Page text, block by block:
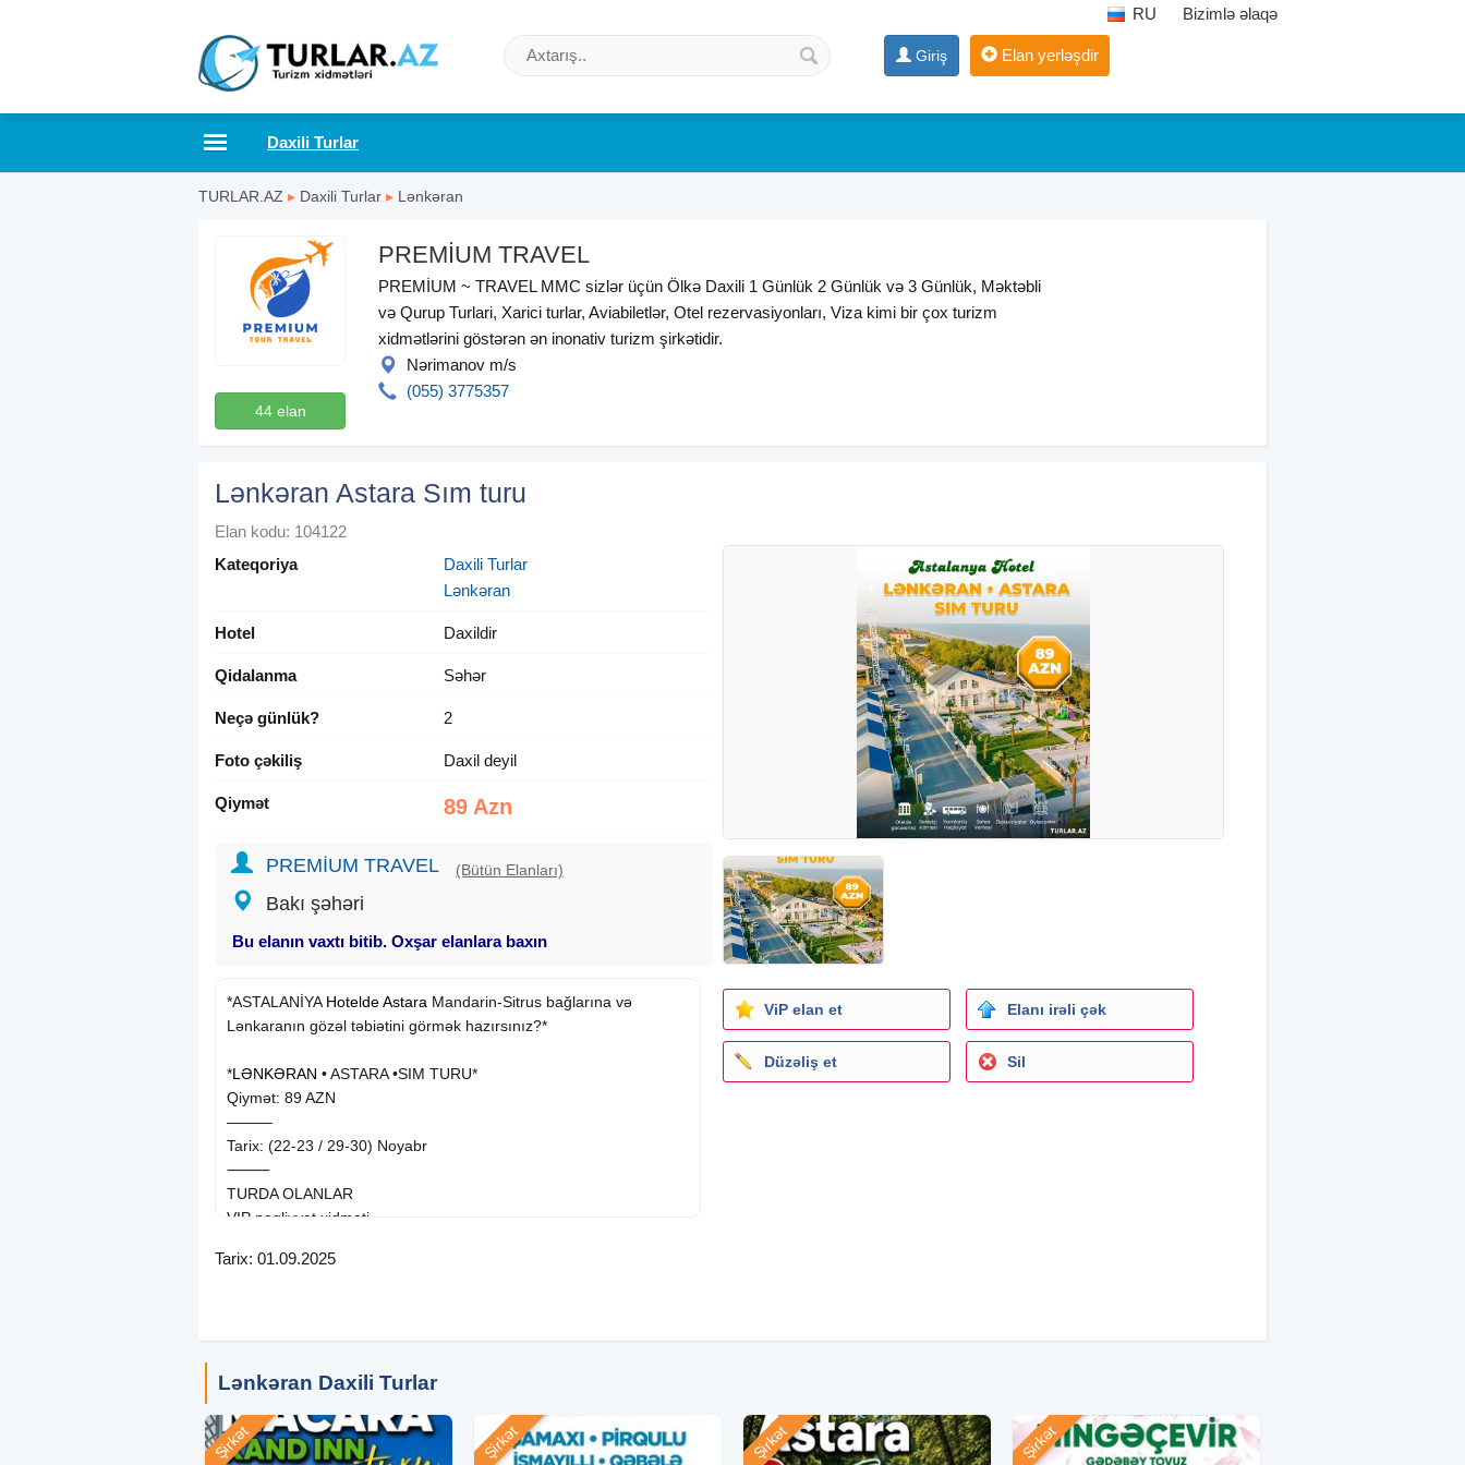
RU Bizimlə əlaqə
Giriş Elan yerləşdir
Daxili Turlar
TURLAR.AZ ▸ Daxili Turlar ▸ Lənkəran
44 elan
PREMİUM TRAVEL
PREMİUM ~ TRAVEL MMC sizlər üçün Ölkə Daxili 1 Günlük 2 Günlük və 3 Günlük, Məktəbli
və Qurup Turlari, Xarici turlar, Aviabiletlər, Otel rezervasiyonları, Viza kimi bir çox turizm
xidmətlərini göstərən ən inonativ turizm şirkətidir.
Nərimanov m/s
(055) 3775357
Lənkəran Astara Sım turu
Elan kodu: 104122
Kateqoriya
Daxili Turlar
Lənkəran
Hotel Daxildir
Qidalanma Səhər
Neçə günlük? 2
Foto çəkiliş Daxil deyil
Qiymət 89 Azn
PREMİUM TRAVEL (Bütün Elanları)
Bakı şəhəri
Bu elanın vaxtı bitib. Oxşar elanlara baxın
*ASTALANİYAHoteldeAstara Mandarin-Sitrus bağlarına və
Lənkaranın gözəl təbiətini görmək hazırsınız?*
*LƏNKƏRAN • ASTARA •SIM TURU*
Qiymət: 89 AZN
———
Tarix: (22-23 / 29-30) Noyabr
⸻
TURDA OLANLAR
VIP nəqliyyat xidməti
Astalaniya istirahət mərkəzində gecələmə:
İdman zalı və sinema keyfi
⸻
Astara :
Mandarin və sitrus bağları
Tarix: 01.09.2025
ViP elan et Elanı irəli çək
Düzəliş et Sil
Lənkəran Daxili Turlar
Şirkət Şirkət Şirkət Şirkət